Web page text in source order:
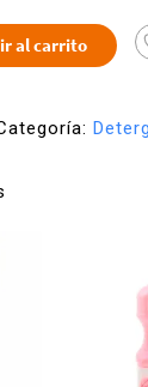
al carrito